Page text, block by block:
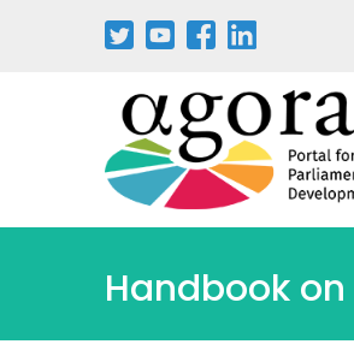
Handbook